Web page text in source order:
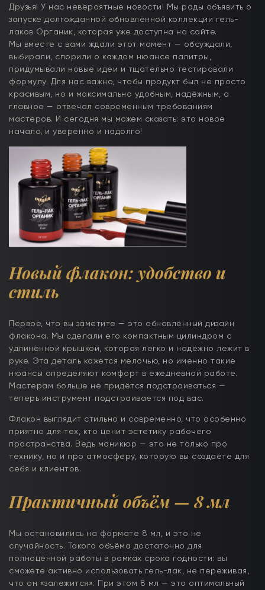
Друзья! У нас невероятные новости! Мы рады объявить о
запуске долгожданной обновлённой коллекции гель-
лаков Органик, которая уже доступна на сайте.
Мы вместе с вами ждали этот момент — обсуждали,
выбирали, спорили о каждом нюансе палитры,
придумывали новые идеи и тщательно тестировали
формулу. Для нас важно, чтобы продукт был не просто
красивым, но и максимально удобным, надёжным, а
главное — отвечал современным требованиям
мастеров. И сегодня мы можем сказать: это новое
начало, и уверенно и надолго!
Новый флакон: удобство и
стиль
Первое, что вы заметите — это обновлённый дизайн
флакона. Мы сделали его компактным цилиндром с
удлинённой крышкой, которая легко и надёжно лежит в
руке. Эта деталь кажется мелочью, но именно такие
нюансы определяют комфорт в ежедневной работе.
Мастерам больше не придётся подстраиваться —
теперь инструмент подстраивается под вас.
Флакон выглядит стильно и современно, что особенно
приятно для тех, кто ценит эстетику рабочего
пространства. Ведь маникюр — это не только про
технику, но и про атмосферу, которую вы создаёте для
себя и клиентов.
Практичный объём — 8 мл
Мы остановились на формате 8 мл, и это не
случайность. Такого объёма достаточно для
полноценной работы в рамках срока годности: вы
сможете активно использовать гель-лак, не переживая,
что он «залежится». При этом 8 мл — это оптимальный